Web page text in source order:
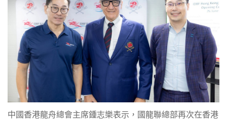
中國香港龍舟總會主席鍾志樂表示，國龍聯總部再次在香港